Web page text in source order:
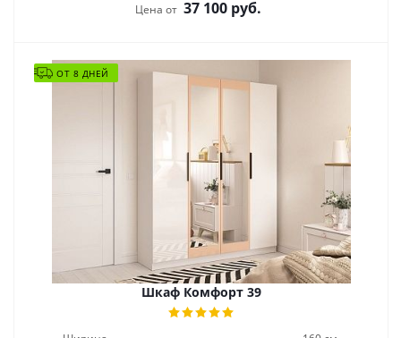
Цена от 37 100 руб.
ОТ 8 ДНЕЙ
Шкаф Комфорт 39